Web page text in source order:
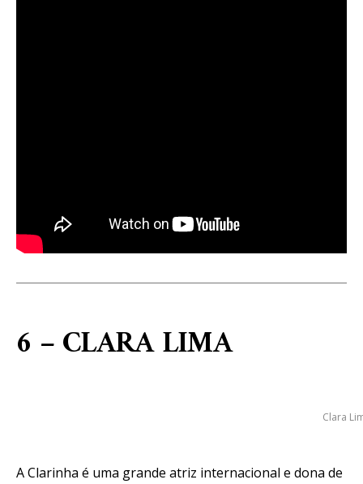
6 – CLARA LIMA
Clara
A Clarinha é uma grande atriz internacional e dona de